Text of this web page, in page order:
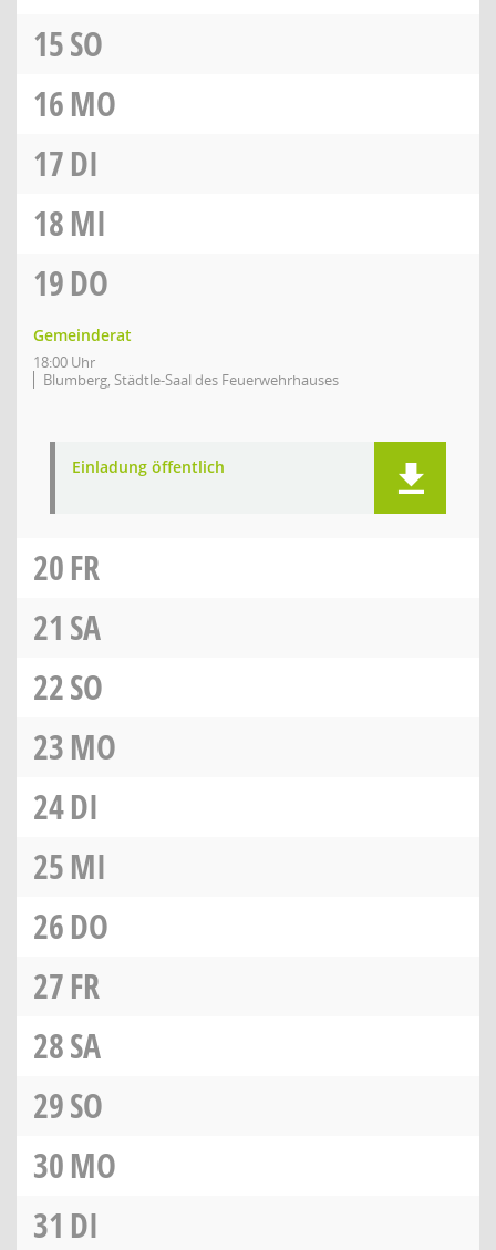
15SO
16MO
17DI
18MI
19DO
Gemeinderat
18:00 Uhr
Blumberg, Städtle-Saal des Feuerwehrhauses
Einladung öffentlich
20FR
21 SA
22SO
23MO
24DI
25MI
26DO
27FR
28SA
29SO
30MO
31 DI